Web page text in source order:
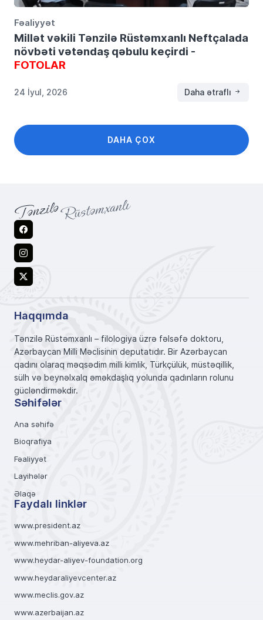
Fəaliyyət
Millət vəkili Tənzilə Rüstəmxanlı Neftçalada
növbəti vətəndaş qəbulu keçirdi -
FOTOLAR
24 İyul, 2026 Daha ətraflı
DAHA ÇOX
Facebook
Instagram
X
Haqqımda
Tənzilə Rüstəmxanlı – filologiya üzrə fəlsəfə doktoru,
Azərbaycan Milli Məclisinin deputatıdır. Bir Azərbaycan
qadını olaraq məqsədim milli kimlik, Türkçülük, müstəqillik,
sülh və beynəlxalq əməkdaşlıq yolunda qadınların rolunu
gücləndirməkdir.
Səhifələr
Ana səhifə
Bioqrafiya
Fəaliyyət
Layihələr
Əlaqə
Faydalı linklər
www.president.az
www.mehriban-aliyeva.az
www.heydar-aliyev-foundation.org
www.heydaraliyevcenter.az
www.meclis.gov.az
www.azerbaijan.az